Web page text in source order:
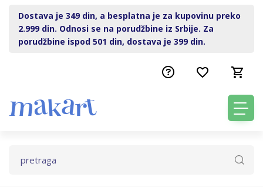
Dostava je 349 din, a besplatna je za kupovinu preko
2.999 din. Odnosi se na porudžbine iz Srbije. Za
porudžbine ispod 501 din, dostava je 399 din.